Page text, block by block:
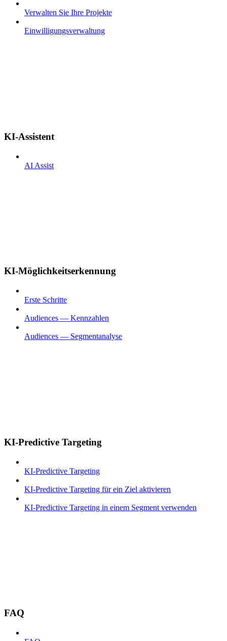
Verwalten Sie Ihre Projekte
Einwilligungsverwaltung
KI-Assistent
AI Assist
KI-Möglichkeitserkennung
Erste Schritte
Audiences — Kennzahlen
Audiences — Segmentanalyse
KI-Predictive Targeting
KI-Predictive Targeting
KI-Predictive Targeting für ein Ziel aktivieren
KI-Predictive Targeting in einem Segment verwenden
FAQ